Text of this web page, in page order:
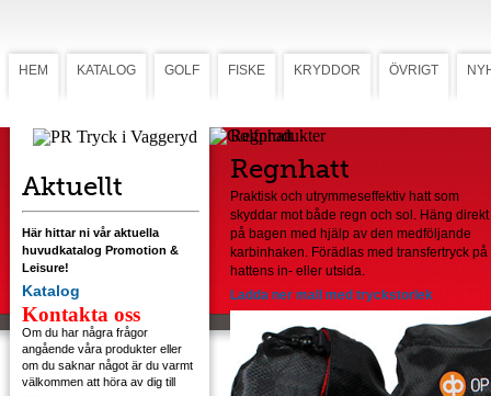
HEM KATALOG GOLF FISKE KRYDDOR ÖVRIGT
Aktuellt
Här hittar ni vår aktuella
huvudkatalog Promotion &
Leisure!
Katalog
Kontakta oss
Om du har några frågor
angående våra produkter eller
om du saknar något är du varmt
välkommen att höra av dig till
Regnhatt
Regnhatt
Praktisk och utrymmeseffektiv hatt som
skyddar mot både regn och sol. Häng direkt
på bagen med hjälp av den medföljande
karbinhaken. Förädlas med transfertryck på
hattens in- eller utsida.
Ladda ner mall med tryckstorlek